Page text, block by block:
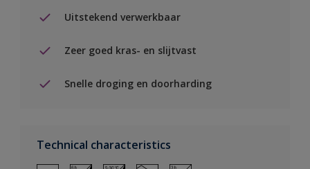
Uitstekend verwerkbaar
Zeer goed kras- en slijtvast
Snelle droging en doorharding
Technical characteristics